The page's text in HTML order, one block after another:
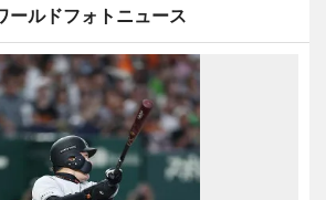
ールドフォトニュース